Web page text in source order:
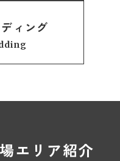
ィング
エリア紹介